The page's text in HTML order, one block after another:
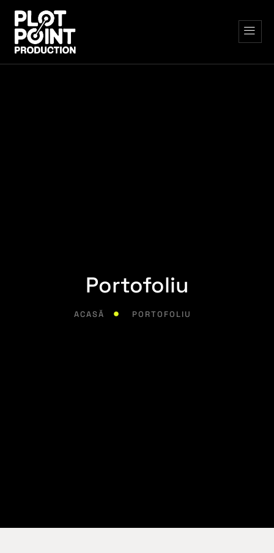
Portofoliu
ACASĂ PORTOFOLIU